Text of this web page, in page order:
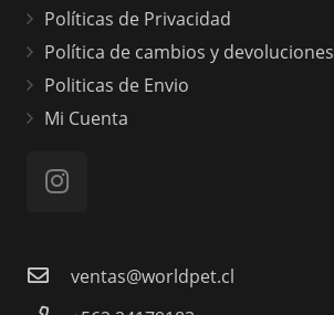
Políticas de Privacidad
Política de cambios y devoluciones
Politicas de Envio
Mi Cuenta
ventas@worldpet.cl